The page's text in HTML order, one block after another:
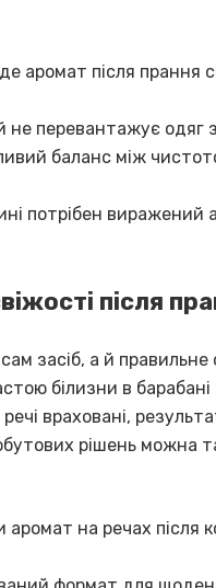
аромат після прання
не перевантажує одяг
баланс між
потрібен виражений
після
засіб, а й правильне
білизни в барабані
враховані,
рішень можна
на речах після